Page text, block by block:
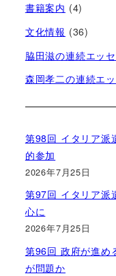
書籍案内 (4)
文化情報 (36)
脇田滋の連続エッ
森岡孝二の連続エ
第98回 イタリア派
的参加
2026年7月25日
第97回 イタリア派
心に
2026年7月25日
第96回 政府が進め
が問題か